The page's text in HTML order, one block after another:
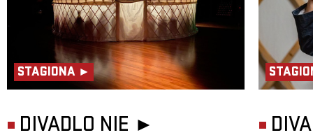
STAGIONA ►
DIVADLO NIE ►